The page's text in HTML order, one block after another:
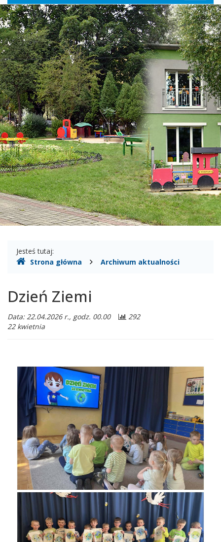
Gdzie
jesteśmy
Jesteś tutaj:
Strona główna
Archiwum aktualności
Dzień Ziemi
Data: 22.04.2026 r., godz. 00.00
292
22 kwietnia